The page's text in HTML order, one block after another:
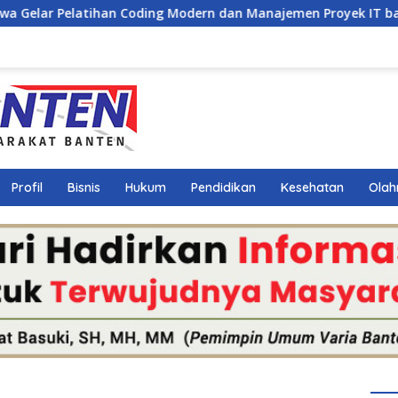
dan Manajemen Proyek IT bagi Siswa SMK Al-Amin
Profil Bisnis Hukum Pendidikan Kesehatan